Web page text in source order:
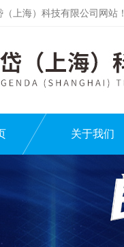
上海）科技有限公司网站！
关于我们